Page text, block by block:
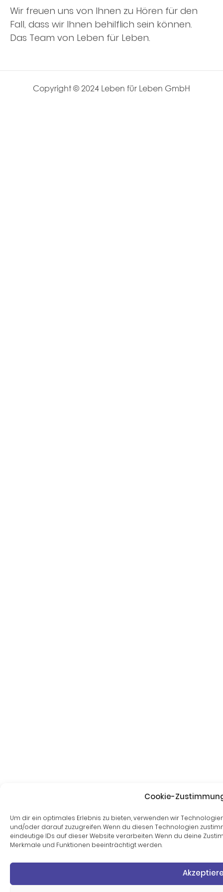
Cookie-
Um dir ein optimales Erlebnis zu bieten, verwenden wir
und/oder darauf zuzugreifen. Wenn du diesen Technologien
eindeutige IDs auf dieser Website verarbeiten. Wenn du deine
Merkmale und Funktionen beeinträchtigt werden.
Wir freuen uns von Ihnen zu Hören für den
Fall, dass wir Ihnen behilflich sein können.
Das Team von Leben für Leben.
Copyright © 2024 Leben für Leben GmbH